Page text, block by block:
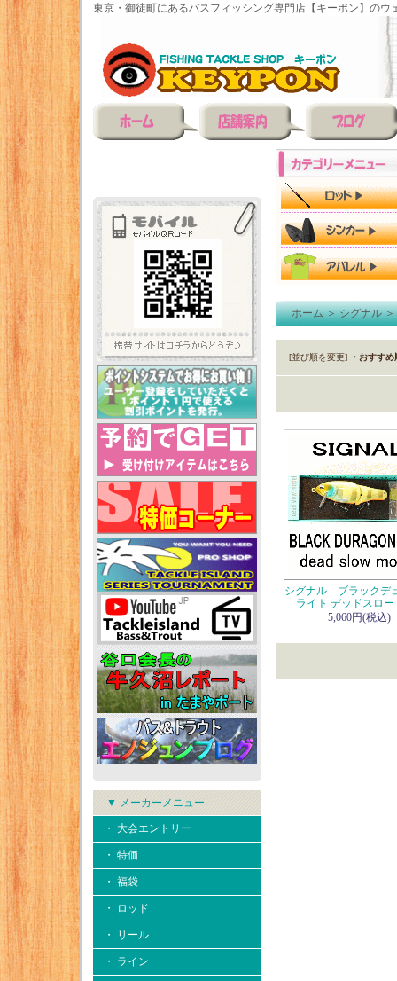
東京・御徒町にあるバスフィッシング専門店【キーポン】のウ
▼ メーカーメニュー
・ 大会エントリー
・ 特価
・ 福袋
・ ロッド
・ リール
・ ライン
ホーム＞シグナル＞
[並び順を変更] ・おすすめ
シグナル ブラックデ
ライト デッドスロー
5,060円(税込)